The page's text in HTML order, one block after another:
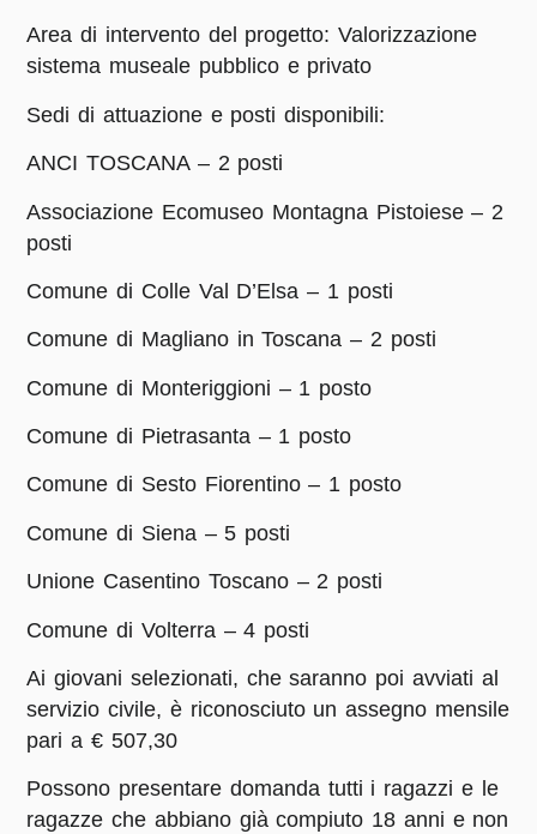
Area di intervento del progetto:Valorizzazione
sistema museale pubblico e privato
Sedi di attuazione e posti disponibili:
ANCI TOSCANA – 2 posti
Associazione Ecomuseo Montagna Pistoiese – 2
posti
Comune di Colle Val D’Elsa – 1 posti
Comune di Magliano in Toscana – 2 posti
Comune di Monteriggioni – 1 posto
Comune di Pietrasanta – 1 posto
Comune di Sesto Fiorentino – 1 posto
Comune di Siena – 5 posti
Unione Casentino Toscano – 2 posti
Comune di Volterra – 4 posti
Ai giovani selezionati, che saranno poi avviati al
servizio civile, è riconosciuto un assegno mensile
pari a € 507,30
Possono presentare domanda tutti i ragazzi e le
ragazze che abbiano già compiuto 18 anni e non